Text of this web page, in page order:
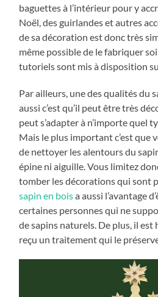
baguettes à l’intérieur pour y
Noël, des guirlandes et autres
de sa décoration est donc très
même possible de le fabriquer
tutoriels sont mis à disposition
Par ailleurs, une des qualités du
aussi c’est qu’il peut être très
peut s’adapter à n’importe quel
Mais le plus important c’est que
de nettoyer les alentours du
épine ni aiguille. Vous limitez
tomber les décorations qui sont
sapin en boisa aussi l’avantage
certaines personnes qui ne
de sapins naturels. De plus, il
reçu un traitement qui le